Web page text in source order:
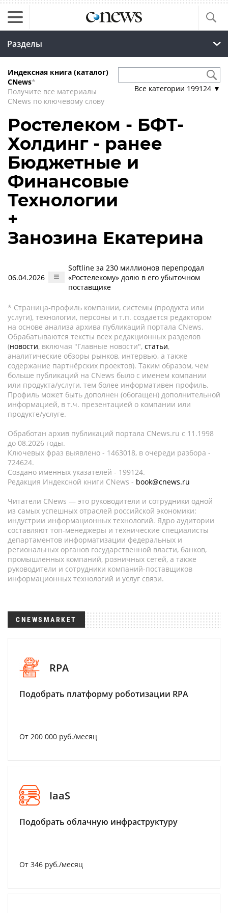
Разделы
Индексная книга (каталог)
CNews*
Получите все материалы
CNews по ключевому слову
Все категории 199124 ▼
Ростелеком - БФТ-
Холдинг - ранее
Бюджетные и
Финансовые
Технологии
+
Занозина Екатерина
06.04.2026
Softline за 230 миллионов перепродал
«Ростелекому» долю в его убыточном
поставщике
* Страница-профиль компании, системы (продукта или
услуги), технологии, персоны и т.п. создается редактором
на основе анализа архива публикаций портала CNews.
Обрабатываются тексты всех редакционных разделов
(новости, включая "Главные новости", статьи,
аналитические обзоры рынков, интервью, а также
содержание партнёрских проектов). Таким образом, чем
больше публикаций на CNews было с именем компании
или продукта/услуги, тем более информативен профиль.
Профиль может быть дополнен (обогащен) дополнительной
информацией, в т.ч. презентацией о компании или
продукте/услуге.
Обработан архив публикаций портала CNews.ru c 11.1998
до 08.2026 годы.
Ключевых фраз выявлено - 1463018, в очереди разбора -
724624.
Создано именных указателей - 199124.
Редакция Индексной книги CNews - book@cnews.ru
Читатели CNews — это руководители и сотрудники одной
из самых успешных отраслей российской экономики:
индустрии информационных технологий. Ядро аудитории
составляют топ-менеджеры и технические специалисты
департаментов информатизации федеральных и
региональных органов государственной власти, банков,
промышленных компаний, розничных сетей, а также
руководители и сотрудники компаний-поставщиков
информационных технологий и услуг связи.
CNEWSMARKET
RPA
Подобрать платформу роботизации RPA
От 200 000 руб./месяц
IaaS
Подобрать облачную инфраструктуру
От 346 руб./месяц